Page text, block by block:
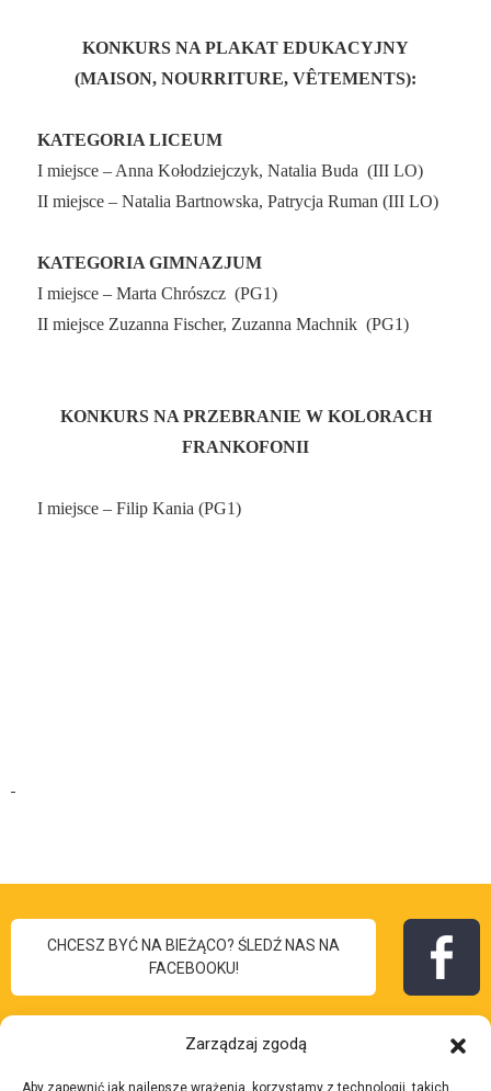
Zarządzaj zgodą
Aby zapewnić jak najlepsze wrażenia, korzystamy z technologii, takich
KONKURS NA PLAKAT EDUKACYJNY
(MAISON, NOURRITURE, VÊTEMENTS):
KATEGORIA LICEUM
I miejsce – Anna Kołodziejczyk, Natalia Buda (III LO)
II miejsce – Natalia Bartnowska, Patrycja Ruman (III LO)
KATEGORIA GIMNAZJUM
I miejsce – Marta Chrószcz (PG1)
II miejsce Zuzanna Fischer, Zuzanna Machnik (PG1)
KONKURS NA PRZEBRANIE W KOLORACH
FRANKOFONII
I miejsce – Filip Kania (PG1)
CHCESZ BYĆ NA BIEŻĄCO? ŚLEDŹ NAS NA
FACEBOOKU!